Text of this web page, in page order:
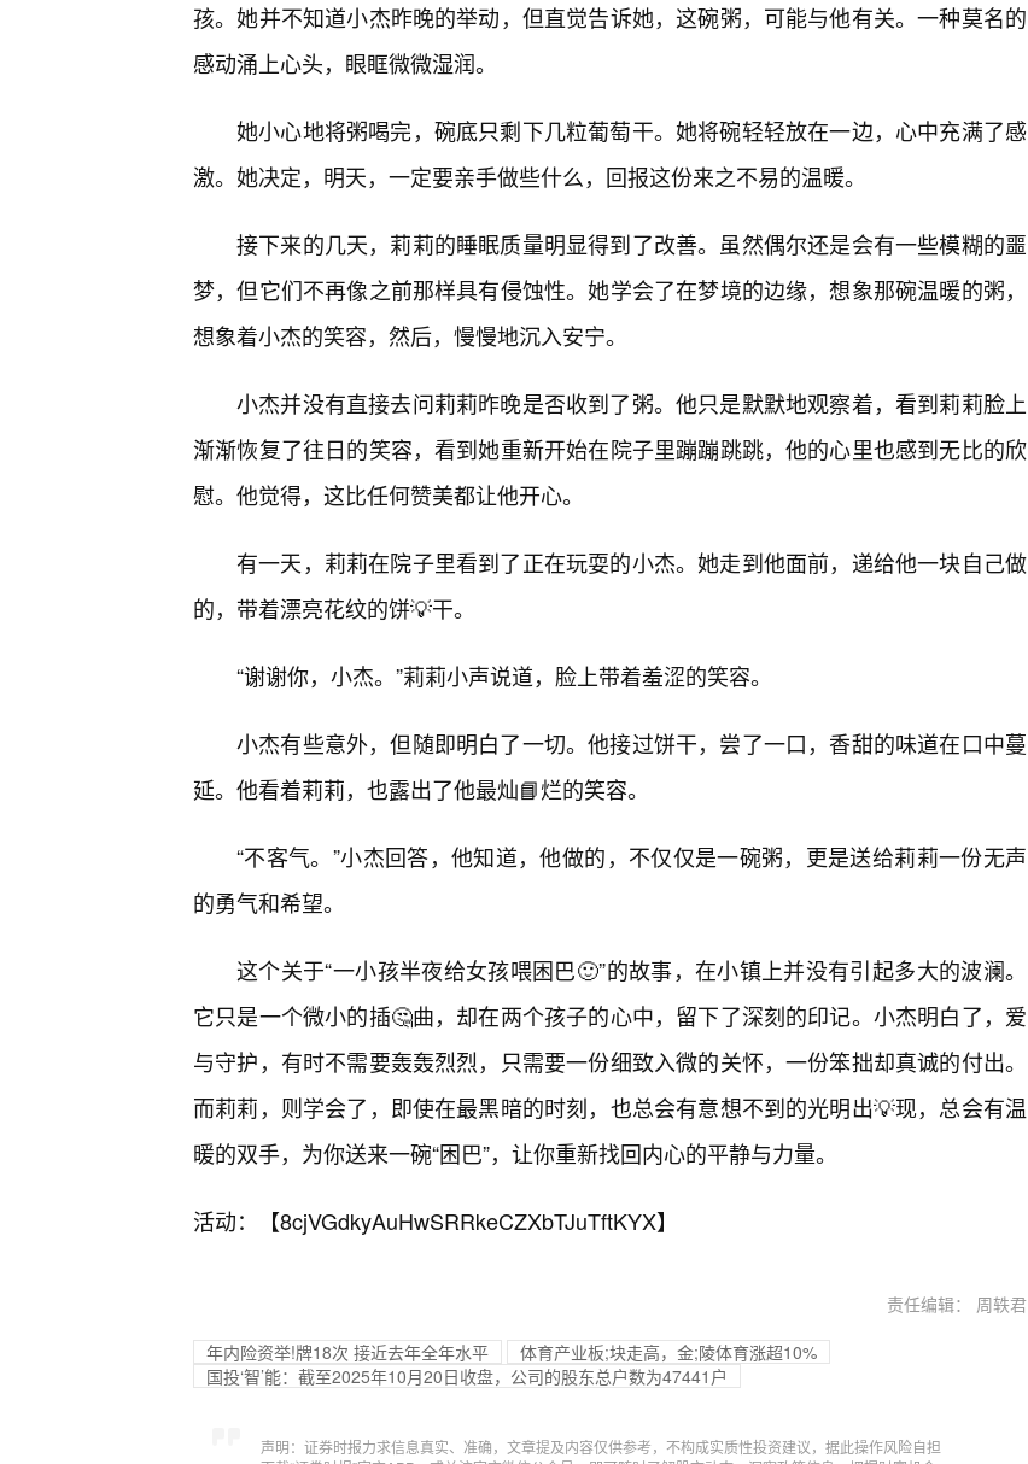
孩。她并不知道小杰昨晚的举动，但直觉告诉她，这碗粥，可能与他有关。一种莫名的
感动涌上心头，眼眶微微湿润。
她小心地将粥喝完，碗底只剩下几粒葡萄干。她将碗轻轻放在一边，心中充满了感
激。她决定，明天，一定要亲手做些什么，回报这份来之不易的温暖。
接下来的几天，莉莉的睡眠质量明显得到了改善。虽然偶尔还是会有一些模糊的噩
梦，但它们不再像之前那样具有侵蚀性。她学会了在梦境的边缘，想象那碗温暖的粥，
想象着小杰的笑容，然后，慢慢地沉入安宁。
小杰并没有直接去问莉莉昨晚是否收到了粥。他只是默默地观察着，看到莉莉脸上
渐渐恢复了往日的笑容，看到她重新开始在院子里蹦蹦跳跳，他的心里也感到无比的欣
慰。他觉得，这比任何赞美都让他开心。
有一天，莉莉在院子里看到了正在玩耍的小杰。她走到他面前，递给他一块自己做
的，带着漂亮花纹的饼💡干。
“谢谢你，小杰。”莉莉小声说道，脸上带着羞涩的笑容。
小杰有些意外，但随即明白了一切。他接过饼干，尝了一口，香甜的味道在口中蔓
延。他看着莉莉，也露出了他最灿📘烂的笑容。
“不客气。”小杰回答，他知道，他做的，不仅仅是一碗粥，更是送给莉莉一份无声
的勇气和希望。
这个关于“一小孩半夜给女孩喂困巴🙂”的故事，在小镇上并没有引起多大的波澜。
它只是一个微小的插🤔曲，却在两个孩子的心中，留下了深刻的印记。小杰明白了，爱
与守护，有时不需要轰轰烈烈，只需要一份细致入微的关怀，一份笨拙却真诚的付出。
而莉莉，则学会了，即使在最黑暗的时刻，也总会有意想不到的光明出💡现，总会有温
暖的双手，为你送来一碗“困巴”，让你重新找回内心的平静与力量。
活动：【8cjVGdkyAuHwSRRkeCZXbTJuTftKYX】
责任编辑： 周轶君
年内险资举!牌18次 接近去年全年水平
体育产业板;块走高，金;陵体育涨超10%
国投‘智’能：截至2025年10月20日收盘，公司的股东总户数为47441户
声明：证券时报力求信息真实、准确，文章提及内容仅供参考，不构成实质性投资建议，据此操作风险自担